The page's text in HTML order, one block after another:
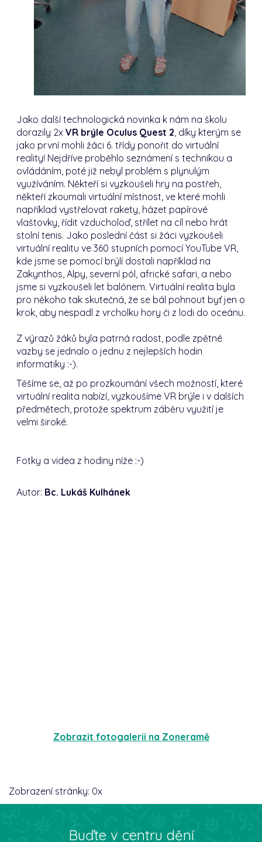
Jako další technologická novinka k nám na školu
dorazily 2xVR brýle Oculus Quest 2 , díky kterým se
jako první mohli žáci 6. třídy ponořit do virtuální
reality! Nejdříve proběhlo seznámení s technikou a
ovládáním, poté již nebyl problém s plynulým
využíváním. Někteří si vyzkoušeli hry na postřeh,
někteří zkoumali virtuální místnost, ve které mohli
například vystřelovat rakety, házet papírové
vlaštovky, řídit vzducholoď, střílet na cíl nebo hrát
stolní tenis. Jako poslední část si žáci vyzkoušeli
virtuální realitu ve 360 stupních pomocí YouTube VR,
kde jsme se pomocí brýlí dostali například na
Zakynthos, Alpy, severní pól, africké safari, a nebo
jsme si vyzkoušeli let balónem. Virtuální realita byla
pro někoho tak skutečná, že se bál pohnout byť jen o
krok, aby nespadl z vrcholku hory či z lodi do oceánu.
Z výrazů žáků byla patrná radost, podle zpětné
vazby se jednalo o jednu z nejlepších hodin
informatiky :-).
Těšíme se, až po prozkoumání všech možností, které
virtuální realita nabízí, vyzkoušíme VR brýle i v dalších
předmětech, protože spektrum záběru využití je
velmi široké.
Fotky a videa z hodiny níže :-)
Autor: Bc. Lukáš Kulhánek
Zobrazit fotogalerii na Zoneramě
Zobrazení stránky: 0x
Buďte v centru dění